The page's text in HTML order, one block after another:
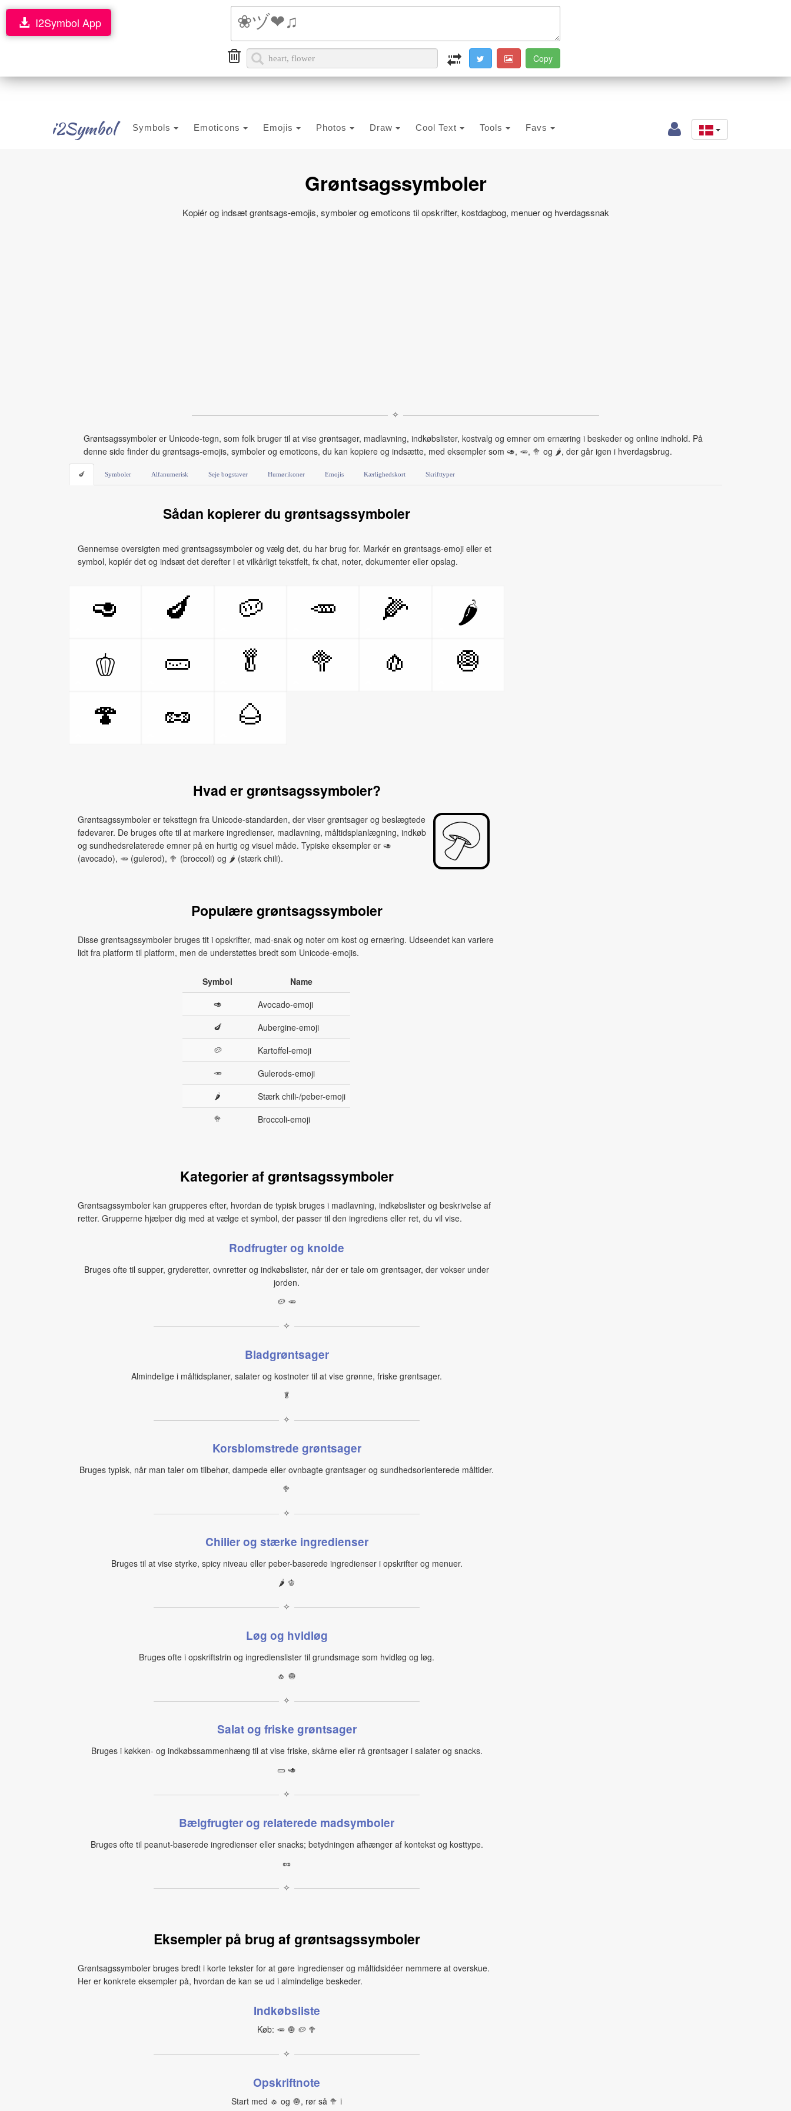
i2Symbol Symbols Emoticons Emojis Photos Draw Cool Text Tools Favs
I2Symbol App
Grøntsagssymboler
Kopiér og indsæt grøntsags-emojis, symboler og emoticons til opskrifter, kostdagbog, menuer og hverdagssnak
✧
Grøntsagssymboler er Unicode-tegn, som folk bruger til at vise grøntsager, madlavning, indkøbslister, kostvalg og emner om ernæring i beskeder og online indhold. På
denne side finder du grøntsags-emojis, symboler og emoticons, du kan kopiere og indsætte, med eksempler som 🥑, 🥕, 🥦 og 🌶, der går igen i hverdagsbrug.
🍆 Symboler Alfanumerisk Seje bogstaver Humørikoner Emojis Kærlighedskort Skrifttyper
Sådan kopierer du grøntsagssymboler
Gennemse oversigten med grøntsagssymboler og vælg det, du har brug for. Markér en grøntsags-emoji eller et
symbol, kopiér det og indsæt det derefter i et vilkårligt tekstfelt, fx chat, noter, dokumenter eller opslag.
🥑 🍆 🥔 🥕 🌽
🌶️
🫑
🥒 🥬 🥦 🧄
🧅
🍄
🥜 🌰
Hvad er grøntsagssymboler?
Grøntsagssymboler er teksttegn fra Unicode-standarden, der viser grøntsager og beslægtede
fødevarer. De bruges ofte til at markere ingredienser, madlavning, måltidsplanlægning, indkøb
og sundhedsrelaterede emner på en hurtig og visuel måde. Typiske eksempler er 🥑
(avocado), 🥕 (gulerod), 🥦 (broccoli) og 🌶 (stærk chili).
Populære grøntsagssymboler
Disse grøntsagssymboler bruges tit i opskrifter, mad-snak og noter om kost og ernæring. Udseendet kan variere
lidt fra platform til platform, men de understøttes bredt som Unicode-emojis.
Symbol
Name
🥑
Avocado-emoji
🍆
Aubergine-emoji
🥔
Kartoffel-emoji
🥕
Gulerods-emoji
🌶
Stærk chili-/peber-emoji
🥦
Broccoli-emoji
Kategorier af grøntsagssymboler
Grøntsagssymboler kan grupperes efter, hvordan de typisk bruges i madlavning, indkøbslister og beskrivelse af
retter. Grupperne hjælper dig med at vælge et symbol, der passer til den ingrediens eller ret, du vil vise.
Rodfrugter og knolde
Bruges ofte til supper, gryderetter, ovnretter og indkøbslister, når der er tale om grøntsager, der vokser under
jorden.
🥔 🥕
✧
Bladgrøntsager
Almindelige i måltidsplaner, salater og kostnoter til at vise grønne, friske grøntsager.
🥬
✧
Korsblomstrede grøntsager
Bruges typisk, når man taler om tilbehør, dampede eller ovnbagte grøntsager og sundhedsorienterede måltider.
🥦
✧
Chilier og stærke ingredienser
Bruges til at vise styrke, spicy niveau eller peber-baserede ingredienser i opskrifter og menuer.
🌶 🫑
✧
Løg og hvidløg
Bruges ofte i opskriftstrin og ingredienslister til grundsmage som hvidløg og løg.
🧄 🧅
✧
Salat og friske grøntsager
Bruges i køkken- og indkøbssammenhæng til at vise friske, skårne eller rå grøntsager i salater og snacks.
🥒 🥑
✧
Bælgfrugter og relaterede madsymboler
Bruges ofte til peanut-baserede ingredienser eller snacks; betydningen afhænger af kontekst og kosttype.
🥜
✧
Eksempler på brug af grøntsagssymboler
Grøntsagssymboler bruges bredt i korte tekster for at gøre ingredienser og måltidsidéer nemmere at overskue.
Her er konkrete eksempler på, hvordan de kan se ud i almindelige beskeder.
Indkøbsliste
Køb: 🥕 🧅 🥔 🥦
✧
Opskriftnote
Start med 🧄 og 🧅, rør så 🥦 i